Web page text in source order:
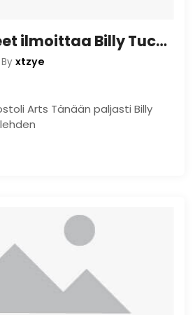
Apostolitaiteet ilmoittaa Billy Tucci’s A Kid on Born
By xtzye
Arts Tänään paljasti Billy